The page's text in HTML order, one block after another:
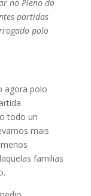
no Pleno do
partidas
polo
agora polo
todo un
mais
familias